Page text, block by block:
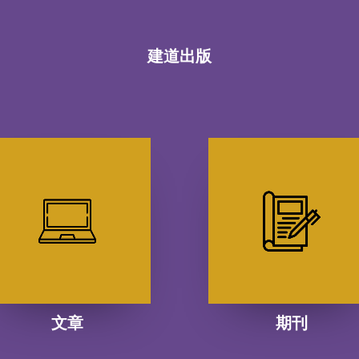
建道出版
文章 期刊